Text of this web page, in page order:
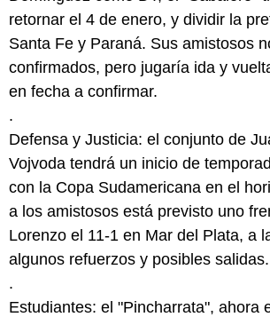
retornar el 4 de enero, y dividir la
Santa Fe y Paraná. Sus amistosos
confirmados, pero jugaría ida y
en fecha a confirmar.
.
Defensa y Justicia: el conjunto de
Vojvoda tendrá un inicio de
con la Copa Sudamericana en el
a los amistosos está previsto uno
Lorenzo el 11-1 en Mar del Plata, a
algunos refuerzos y posibles salidas.
.
Estudiantes: el "Pincharrata", ahora